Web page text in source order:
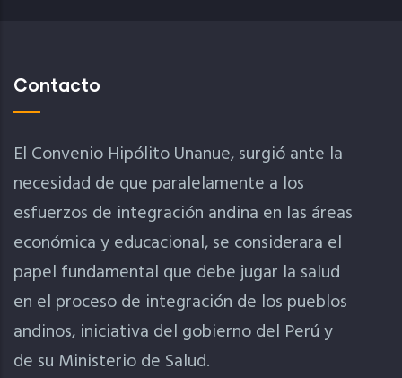
Contacto
El Convenio Hipólito Unanue, surgió ante la
necesidad de que paralelamente a los
esfuerzos de integración andina en las áreas
económica y educacional, se considerara el
papel fundamental que debe jugar la salud
en el proceso de integración de los pueblos
andinos, iniciativa del gobierno del Perú y
de su Ministerio de Salud.